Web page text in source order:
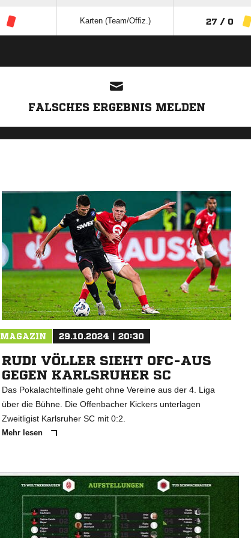
Karten (Team/Offiz.) 27 / 0
FALSCHES ERGEBNIS MELDEN
MAGAZIN 29.10.2024 | 20:30
RUDI VÖLLER SIEHT OFC-AUS
GEGEN KARLSRUHER SC
Das Pokalachtelfinale geht ohne Vereine aus der 4. Liga
über die Bühne. Die Offenbacher Kickers unterlagen
Zweitligist Karlsruher SC mit 0:2.
Mehr lesen